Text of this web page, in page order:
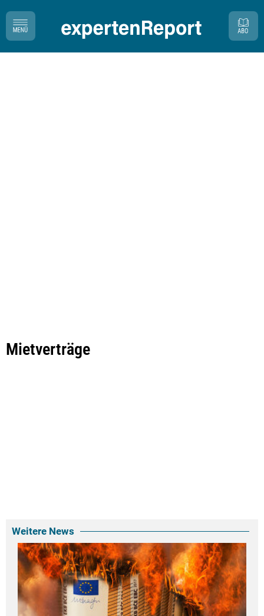
Mietverträge
Weitere News